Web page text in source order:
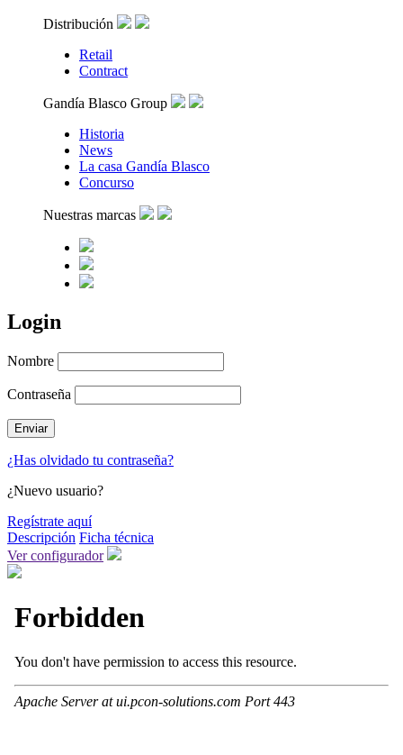
Distribución
Retail
Contract
Gandía Blasco Group
Historia
News
La casa Gandía Blasco
Concurso
Nuestras marcas
Login
Nombre
Contraseña
¿Has olvidado tu contraseña?
¿Nuevo usuario?
Regístrate aquí
Descripción Ficha técnica
Ver configurador